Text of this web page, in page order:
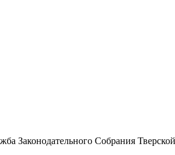
Законодательного Собрания